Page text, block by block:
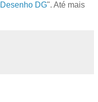
Desenho DG". Até mais